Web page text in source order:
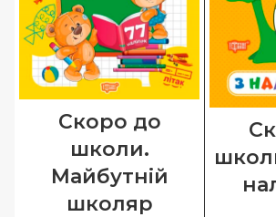
Скоро до
школи.
Майбутній
школяр